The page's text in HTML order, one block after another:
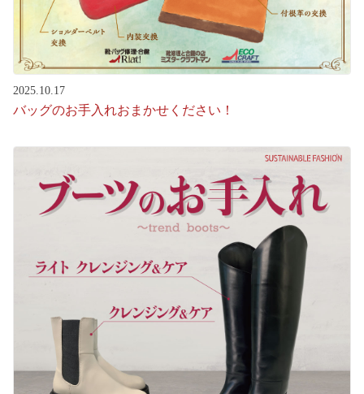
2025.10.17
バッグのお手入れおまかせください！